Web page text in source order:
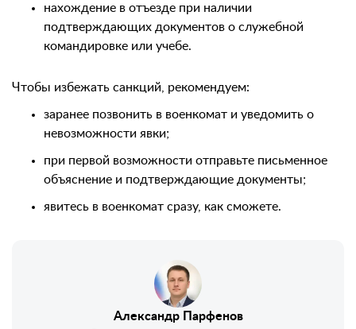
нахождение в отъезде при наличии
подтверждающих документов о служебной
командировке или учебе.
Чтобы избежать санкций, рекомендуем:
заранее позвонить в военкомат и уведомить о
невозможности явки;
при первой возможности отправьте письменное
объяснение и подтверждающие документы;
явитесь в военкомат сразу, как сможете.
Александр Парфенов